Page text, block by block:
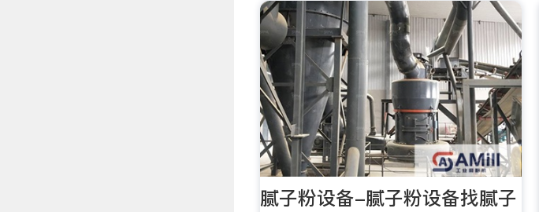
腻子粉设备-腻子粉设备找腻子